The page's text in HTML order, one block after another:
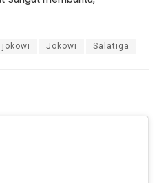
Jokowi Salatiga